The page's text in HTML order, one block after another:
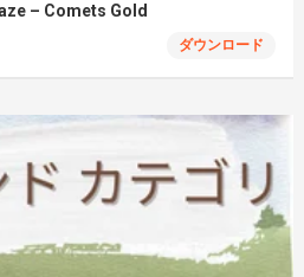
– Comets Gold
ダウンロード